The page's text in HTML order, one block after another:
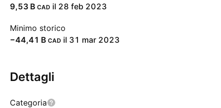
‪9,53 B‬ CAD il 28 feb 2023
Minimo storico
‪−44,41 B‬ CAD il 31 mar 2023
Dettagli
Categoria